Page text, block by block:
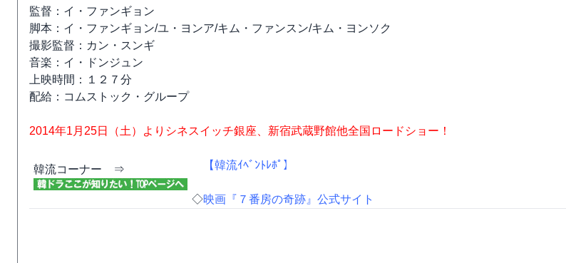
監督：イ・ファンギョン
脚本：イ・ファンギョン/ユ・ヨンア/キム・ファンスン/キム・ヨンソク
撮影監督：カン・スンギ
音楽：イ・ドンジュン
上映時間：１２７分
配給：コムストック・グループ
2014年1月25日（土）よりシネスイッチ銀座、新宿武蔵野館他全国ロードショー！
韓流コーナー ⇒ 【韓流ｲﾍﾞﾝﾄﾚﾎﾟ】
◇映画『７番房の奇跡』公式サイト